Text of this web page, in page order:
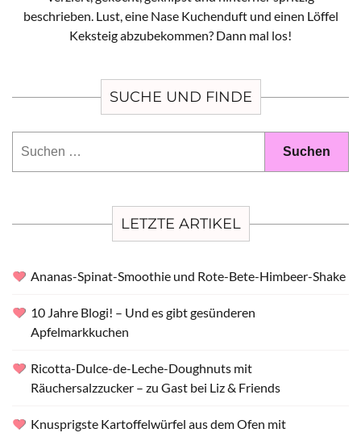
beschrieben. Lust, eine Nase Kuchenduft und einen Löffel
Keksteig abzubekommen? Dann mal los!
SUCHE UND FINDE
LETZTE ARTIKEL
Ananas-Spinat-Smoothie und Rote-Bete-Himbeer-Shake
10 Jahre Blogi! – Und es gibt gesünderen
Apfelmarkkuchen
Ricotta-Dulce-de-Leche-Doughnuts mit
Räuchersalzzucker – zu Gast bei Liz & Friends
Knusprigste Kartoffelwürfel aus dem Ofen mit